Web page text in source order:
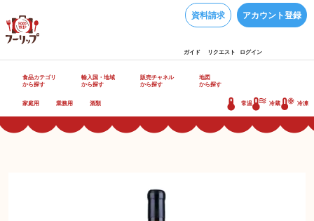
資料請求 アカウント登録
ガイド リクエスト ログイン
食品カテゴリ
から探す
輸入国・地域
から探す
販売チャネル
から探す
地図
から探す
家庭用 業務用 酒類 常温 冷蔵 冷凍